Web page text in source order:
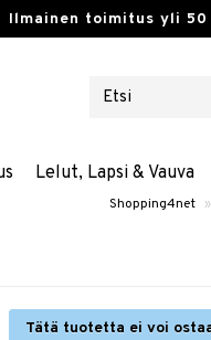
Ilmainen toimitus yli 50
Lelut, Lapsi & Vauva
Shopping4net »
Tätä tuotetta ei voi